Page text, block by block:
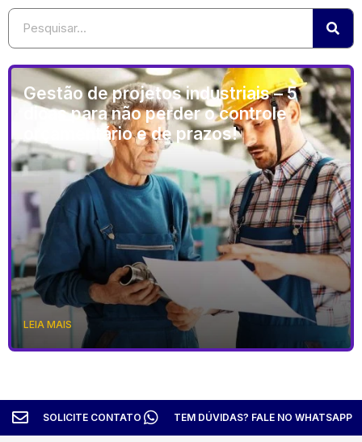
Gestão de projetos industriais – 5
dicas para não perder o controle
orçamentário e de prazos!
LEIA MAIS
SOLICITE CONTATO TEM DÚVIDAS? FALE NO WHATSAPP